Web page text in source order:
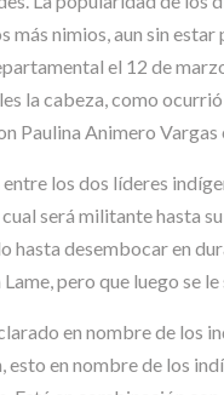
más nimios, aun sin
el 12 de
la cabeza, como
Paulina Animero Vargas
los dos líderes
será militante hasta
hasta desembocar en
pero que luego se
en nombre de los
esto en nombre de los